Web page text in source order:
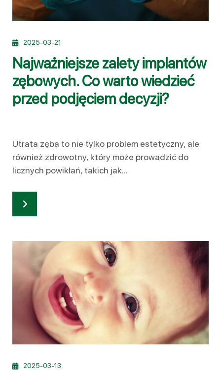
2025-03-21
Najważniejsze zalety implantów
zębowych. Co warto wiedzieć
przed podjęciem decyzji?
Utrata zęba to nie tylko problem estetyczny, ale
również zdrowotny, który może prowadzić do
licznych powikłań, takich jak...
2025-03-13